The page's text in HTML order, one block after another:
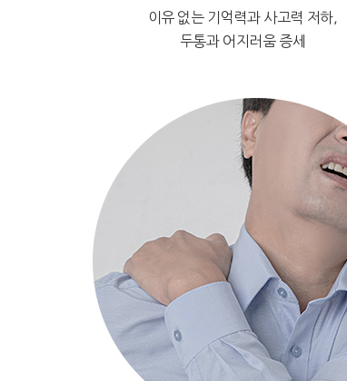
이유 없는 기억력과 사고력 저하,
두통과 어지러움 증세